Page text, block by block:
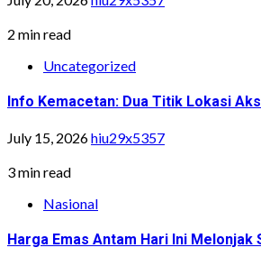
2 min read
Uncategorized
Info Kemacetan: Dua Titik Lokasi
July 15, 2026hiu29x5357
3 min read
Nasional
Harga Emas Antam Hari Ini